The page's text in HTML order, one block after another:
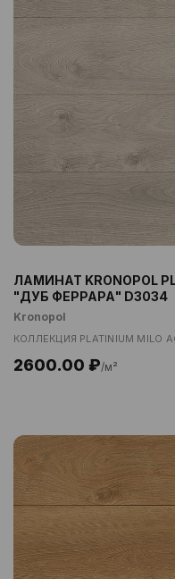
ЛАМИНАТ KRONOPOL
"ДУБ ФЕРРАРА" D3034
Kronopol
КОЛЛЕКЦИЯ PLATINIUM MILO
2600.00 ₽/м²